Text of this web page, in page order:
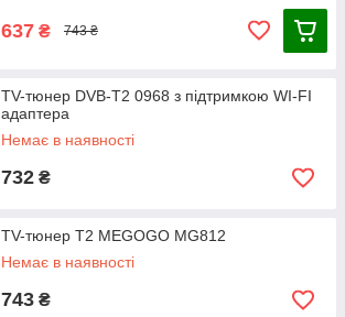
637 ₴ 743 ₴
TV-тюнер DVB-T2 0968 з підтримкою WI-FI
адаптера
Немає в наявності
732 ₴
TV-тюнер T2 MEGOGO MG812
Немає в наявності
743 ₴